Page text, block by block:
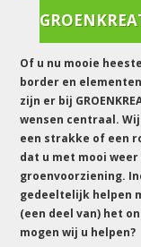
Of u nu mooie
border en
zijn er bij
wensen centraal.
een strakke of een
dat u met mooi
groenvoorziening.
gedeeltelijk helpen
(een deel van) het
mogen wij u helpen?